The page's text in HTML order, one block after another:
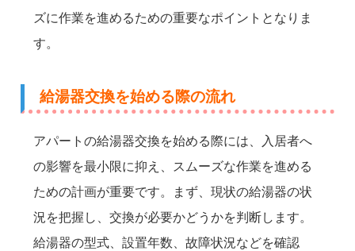
ズに作業を進めるための重要なポイントとなりま
す。
給湯器交換を始める際の流れ
アパートの給湯器交換を始める際には、入居者へ
の影響を最小限に抑え、スムーズな作業を進める
ための計画が重要です。まず、現状の給湯器の状
況を把握し、交換が必要かどうかを判断します。
給湯器の型式、設置年数、故障状況などを確認